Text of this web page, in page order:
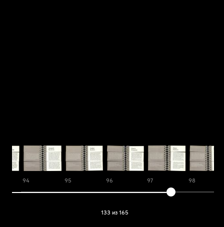
94 95 96 97 98
133 из 165